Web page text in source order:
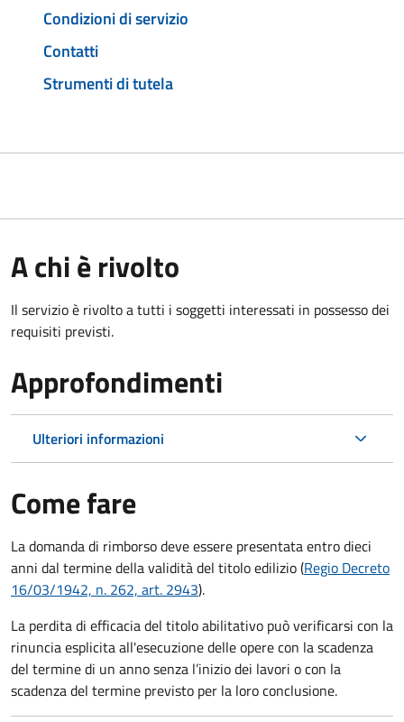
Condizioni di servizio
Contatti
Strumenti di tutela
A chi è rivolto
Il servizio è rivolto a tutti i soggetti interessati in possesso dei
requisiti previsti.
Approfondimenti
Ulteriori informazioni
Come fare
La domanda di rimborso deve essere presentata entro dieci
anni dal termine della validità del titolo edilizio (Regio Decreto
16/03/1942, n. 262, art. 2943).
La perdita di efficacia del titolo abilitativo può verificarsi con la
rinuncia esplicita all'esecuzione delle opere con la scadenza
del termine di un anno senza l’inizio dei lavori o con la
scadenza del termine previsto per la loro conclusione.